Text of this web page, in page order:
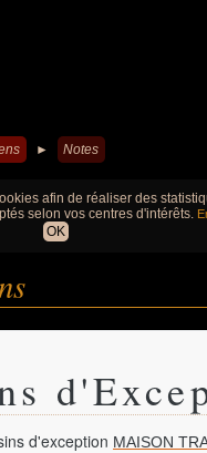
► Notes
afin de réaliser des
selon vos centres d'intérêts.
OK
d'exception MAISON